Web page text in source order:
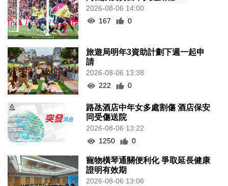
2026-08-06 14:00
167
0
旅遊局明年3資助計劃下週一起申
請
2026-08-06 13:38
222
0
路氹酒店中年女多處割傷 酒店保安
同受傷送院
2026-08-06 13:22
1250
0
寵物橫琴通關便利化 爭取延長健康
證明有效期
2026-08-06 13:06